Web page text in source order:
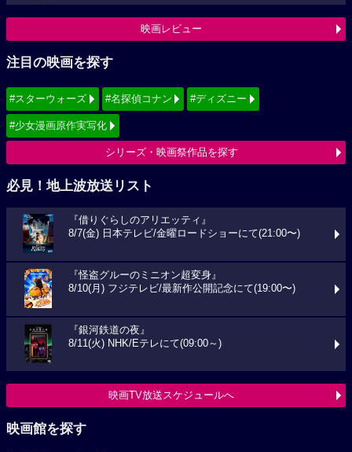
映画レビュー
注目の映画を探す
#スターウォーズ #名探偵コナン #ディズニー
#少女漫画原作実写化
シリーズ・映画祭作品を探す
必見！地上波放送リスト
『借りぐらしのアリエッティ』
8/7(金) 日本テレビ/金曜ロードショーにて(21:00〜)
『怪盗グルーのミニオン超変身』
8/10(月) フジテレビ/最新作公開記念にて(19:00〜)
『銀河鉄道の夜』
8/11(火) NHK/Eテレにて(09:00～)
映画TV放送スケジュールへ
映画館を探す